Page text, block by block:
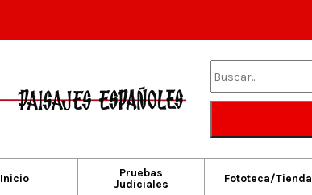
Inicio
Pruebas
Judiciales
Fototeca/Tienda